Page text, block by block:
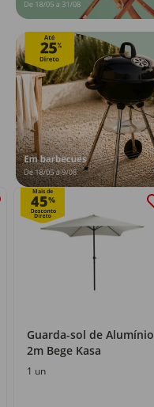
Mais de
45%
Guarda-sol de Alumínio
2m Bege Kasa
1 un